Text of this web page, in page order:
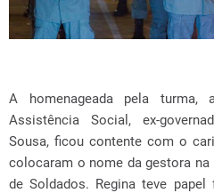
A homenageada pela
Assistência Social, ex-
Sousa, ficou contente com o
colocaram o nome da gestora
de Soldados. Regina teve